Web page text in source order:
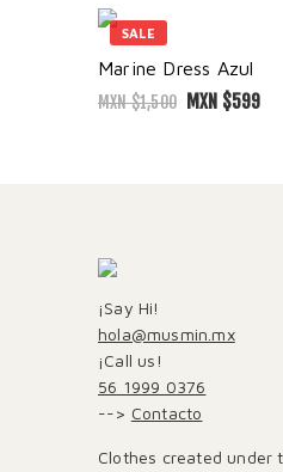
SALE
Marine Dress Azul
MXN $1,500 MXN $599
¡Say Hi!
hola@musmin.mx
¡Call us!
56 1999 0376
--> Contacto
Clothes created under